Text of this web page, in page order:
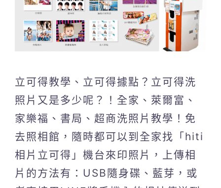
立可得教學、立可得據點？立可得洗
照片又是多少呢？！全家、萊爾富、
家樂福、書局、超商洗照片教學！免
去照相館，隨時都可以到全家找「hiti
相片立可得」機台來印照片，上傳相
片的方法有：USB隨身碟、藍芽，或